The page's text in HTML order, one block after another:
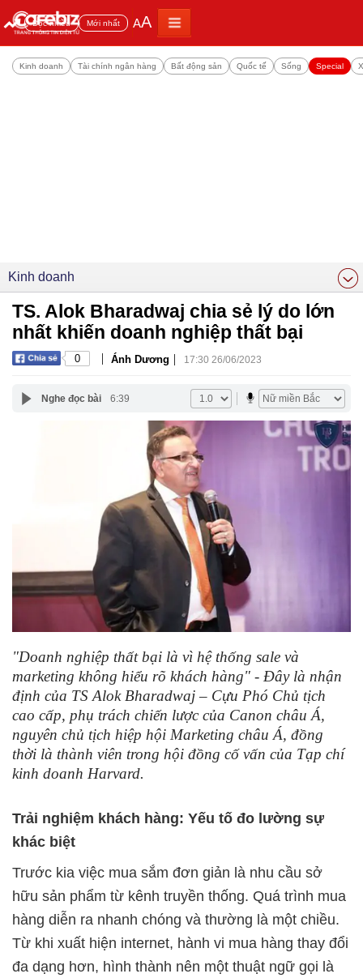
Đọc nhiều Mới nhất AA
Kinh doanh Tài chính ngân hàng Bất động sản Quốc tế Sống Special
Kinh doanh
TS. Alok Bharadwaj chia sẻ lý do lớn
nhất khiến doanh nghiệp thất bại
0 | Ánh Dương | 17:30 26/06/2023
Nghe đọc bài 6:39
"Doanh nghiệp thất bại là vì hệ thống sale và
marketing không hiểu rõ khách hàng" - Đây là nhận
định của TS Alok Bharadwaj – Cựu Phó Chủ tịch
cao cấp, phụ trách chiến lược của Canon châu Á,
nguyên chủ tịch hiệp hội Marketing châu Á, đồng
thời là thành viên trong hội đồng cố vấn của Tạp chí
kinh doanh Harvard.
Trải nghiệm khách hàng: Yếu tố đo lường sự
khác biệt
Trước kia việc mua sắm đơn giản là nhu cầu sở
hữu sản phẩm từ kênh truyền thống. Quá trình mua
hàng diễn ra nhanh chóng và thường là một chiều.
Từ khi xuất hiện internet, hành vi mua hàng thay đổi
đa dạng hơn, hình thành nên một thuật ngữ gọi là